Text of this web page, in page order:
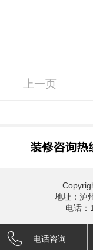
上一页
地址：泸
电话
电话咨询